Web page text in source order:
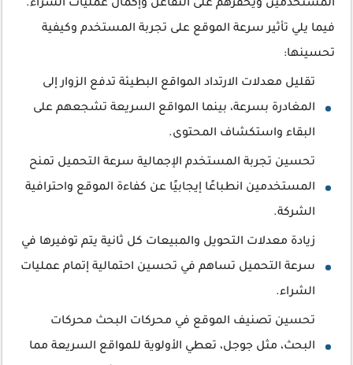
المستخدمين ويحفزهم على التفاعل وإكمال عمليات الشراء.
فيما يلي تأثير سرعة الموقع على تجربة المستخدم وكيفية
تحسينها:
تقليل معدلات الارتداد المواقع البطيئة تدفع الزوار إلى
المغادرة بسرعة، بينما المواقع السريعة تشجعهم على
البقاء واستكشاف المحتوى.
تحسين تجربة المستخدم الإجمالية سرعة التحميل تمنح
المستخدمين انطباعًا إيجابيًا عن كفاءة الموقع واحترافية
الشركة.
زيادة معدلات التحويل والمبيعات كل ثانية يتم توفيرها في
سرعة التحميل تساهم في تحسين احتمالية إتمام عمليات
الشراء.
تحسين تصنيف الموقع في محركات البحث محركات
البحث، مثل جوجل، تعطي الأولوية للمواقع السريعة مما